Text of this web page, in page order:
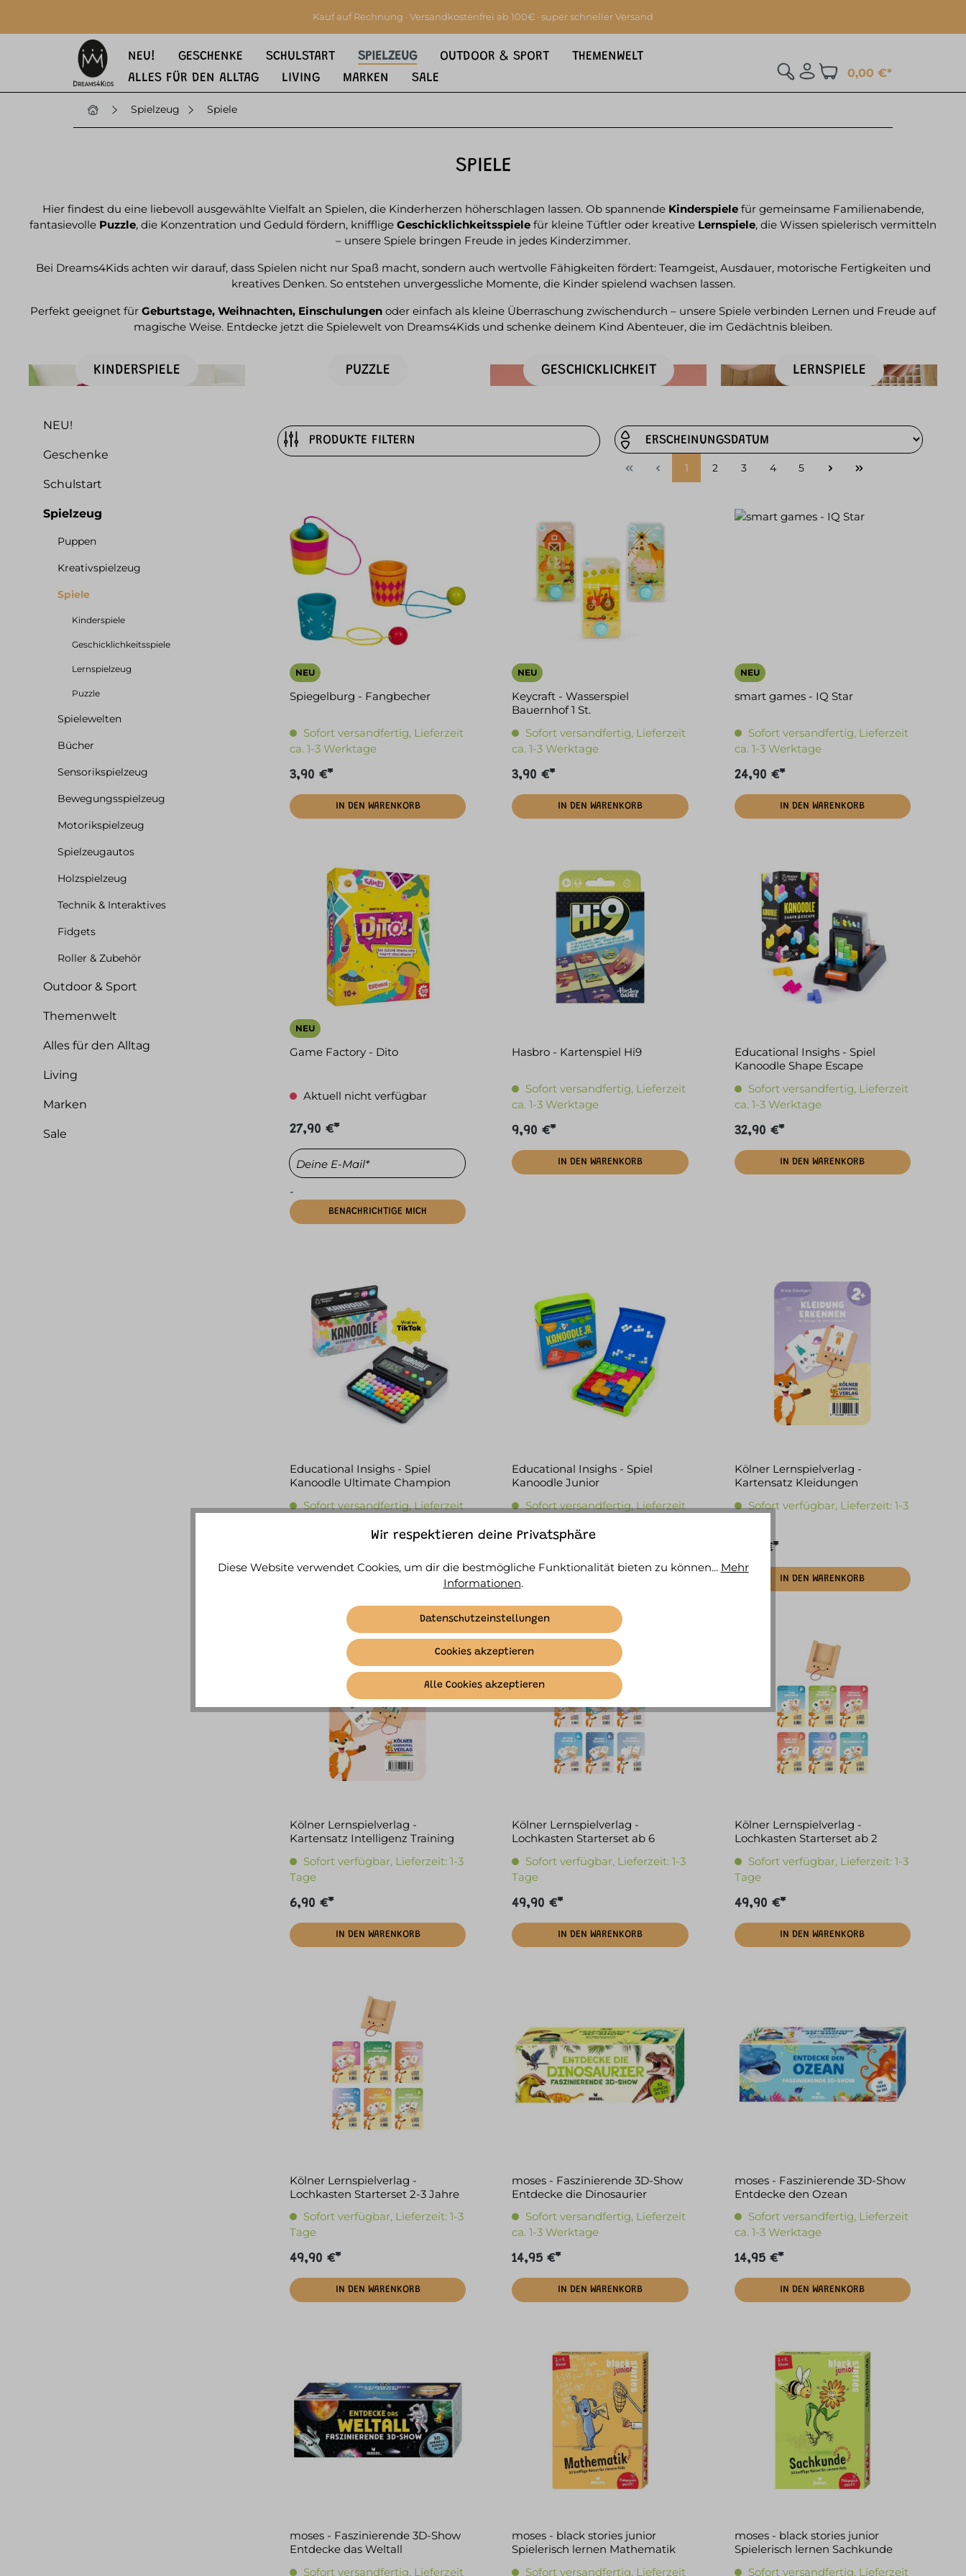
Kauf auf Rechnung · Versandkostenfrei ab 100€ · super schneller Versand
NEU! GESCHENKE SCHULSTART SPIELZEUG OUTDOOR & SPORT
THEMENWELT
ALLES FÜR DEN ALLTAG
LIVING MARKEN SALE 0,00 €*
Spielzeug Spiele
SPIELE
Hier findest du eine liebevoll ausgewählte Vielfalt an Spielen, die Kinderherzen höherschlagen lassen. Ob spannende Kinderspiele für gemeinsame Familienabende,
fantasievolle Puzzle, die Konzentration und Geduld fördern, knifflige Geschicklichkeitsspiele für kleine Tüftler oder kreative Lernspiele, die Wissen spielerisch vermitteln
– unsere Spiele bringen Freude in jedes Kinderzimmer.
Bei Dreams4Kids achten wir darauf, dass Spielen nicht nur Spaß macht, sondern auch wertvolle Fähigkeiten fördert: Teamgeist, Ausdauer, motorische Fertigkeiten und
kreatives Denken. So entstehen unvergessliche Momente, die Kinder spielend wachsen lassen.
Perfekt geeignet für Geburtstage, Weihnachten, Einschulungen oder einfach als kleine Überraschung zwischendurch – unsere Spiele verbinden Lernen und Freude auf
magische Weise. Entdecke jetzt die Spielewelt von Dreams4Kids und schenke deinem Kind Abenteuer, die im Gedächtnis bleiben.
KINDERSPIELE PUZZLE GESCHICKLICHKEIT LERNSPIELE
NEU!
Geschenke
Schulstart
Spielzeug
Puppen
Kreativspielzeug
Spiele
Kinderspiele
Geschicklichkeitsspiele
Lernspielzeug
Puzzle
Spielewelten
Bücher
Sensorikspielzeug
Bewegungsspielzeug
Motorikspielzeug
Spielzeugautos
Holzspielzeug
Technik & Interaktives
Fidgets
Roller & Zubehör
Outdoor & Sport
Themenwelt
Alles für den Alltag
Living
Marken
Sale
PRODUKTE FILTERN
1 2 3 4 5
NEU
Spiegelburg - Fangbecher
Sofort versandfertig, Lieferzeit
ca. 1-3 Werktage
3,90 €*
IN DEN WARENKORB
NEU
Keycraft - Wasserspiel
Bauernhof 1 St.
Sofort versandfertig, Lieferzeit
ca. 1-3 Werktage
3,90 €*
IN DEN WARENKORB
NEU
smart games - IQ Star
Sofort versandfertig, Lieferzeit
ca. 1-3 Werktage
24,90 €*
IN DEN WARENKORB
NEU
Game Factory - Dito
Aktuell nicht verfügbar
27,90 €*
Deine E-Mail*
-
BENACHRICHTIGE MICH
Hasbro - Kartenspiel Hi9
Sofort versandfertig, Lieferzeit
ca. 1-3 Werktage
9,90 €*
IN DEN WARENKORB
Educational Insighs - Spiel
Kanoodle Shape Escape
Sofort versandfertig, Lieferzeit
ca. 1-3 Werktage
32,90 €*
IN DEN WARENKORB
Educational Insighs - Spiel
Kanoodle Ultimate Champion
Sofort versandfertig, Lieferzeit
Educational Insighs - Spiel
Kanoodle Junior
Sofort versandfertig, Lieferzeit
Kölner Lernspielverlag -
Kartensatz Kleidungen
Sofort verfügbar, Lieferzeit: 1-3
6,90 €*
IN DEN WARENKORB
Kölner Lernspielverlag -
Kartensatz Intelligenz Training
Sofort verfügbar, Lieferzeit: 1-3
Tage
6,90 €*
IN DEN WARENKORB
Kölner Lernspielverlag -
Lochkasten Starterset ab 6
Sofort verfügbar, Lieferzeit: 1-3
Tage
49,90 €*
IN DEN WARENKORB
Kölner Lernspielverlag -
Lochkasten Starterset ab 2
Sofort verfügbar, Lieferzeit: 1-3
Tage
49,90 €*
IN DEN WARENKORB
Kölner Lernspielverlag -
Lochkasten Starterset 2-3 Jahre
Sofort verfügbar, Lieferzeit: 1-3
Tage
49,90 €*
IN DEN WARENKORB
moses - Faszinierende 3D-Show
Entdecke die Dinosaurier
Sofort versandfertig, Lieferzeit
ca. 1-3 Werktage
14,95 €*
IN DEN WARENKORB
moses - Faszinierende 3D-Show
Entdecke den Ozean
Sofort versandfertig, Lieferzeit
ca. 1-3 Werktage
14,95 €*
IN DEN WARENKORB
moses - Faszinierende 3D-Show
Entdecke das Weltall
Sofort versandfertig, Lieferzeit
moses - black stories junior
Spielerisch lernen Mathematik
Sofort versandfertig, Lieferzeit
moses - black stories junior
Spielerisch lernen Sachkunde
Sofort versandfertig, Lieferzeit
Wir respektieren deine Privatsphäre
Diese Website verwendet Cookies, um dir die bestmögliche Funktionalität bieten zu können... Mehr
Informationen.
Datenschutzeinstellungen
Cookies akzeptieren
Alle Cookies akzeptieren